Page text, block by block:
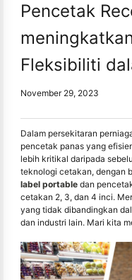
Pencetak
Fleksibiliti
November 29, 2023
Dalam persekitaran
pencetak panas yang
lebih kritikal daripada
teknologi cetakan, dengan
label portable dan
cetakan 2, 3, dan 4 inci.
yang tidak dibandingkan
dan industri lain. Mari kita